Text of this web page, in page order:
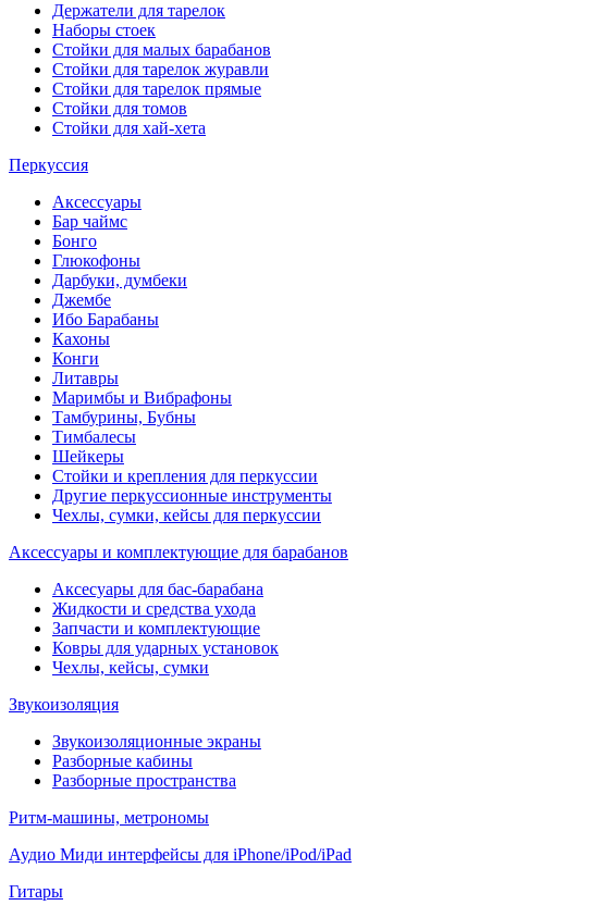
Держатели для тарелок
Наборы стоек
Стойки для малых барабанов
Стойки для тарелок журавли
Стойки для тарелок прямые
Стойки для томов
Стойки для хай-хета
Перкуссия
Аксессуары
Бар чаймс
Бонго
Глюкофоны
Дарбуки, думбеки
Джембе
Ибо Барабаны
Кахоны
Конги
Литавры
Маримбы и Вибрафоны
Тамбурины, Бубны
Тимбалесы
Шейкеры
Стойки и крепления для перкуссии
Другие перкуссионные инструменты
Чехлы, сумки, кейсы для перкуссии
Аксессуары и комплектующие для барабанов
Аксесуары для бас-барабана
Жидкости и средства ухода
Запчасти и комплектующие
Ковры для ударных установок
Чехлы, кейсы, сумки
Звукоизоляция
Звукоизоляционные экраны
Разборные кабины
Разборные пространства
Ритм-машины, метрономы
Аудио Миди интерфейсы для iPhone/iPod/iPad
Гитары